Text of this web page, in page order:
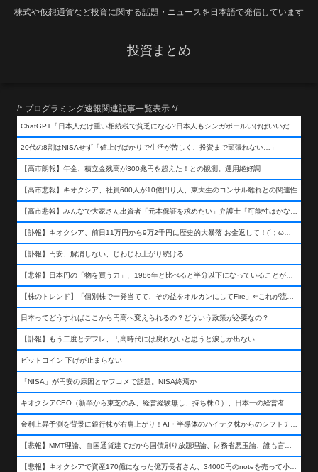
株式や仮想通貨など投資に関する話題・ニュースを日本語で発信しています
投資まとめ
/* プログラミング速報関連記事一覧表示 */
ChatGPT「日本人だけ重い相続税で貧乏になる?日本人もシンガポールいけばいいだけだから相続税で日本人は貧乏にならんだろ呆」
20代の8割はNISAせず「値上げばかりで生活が苦しく、投資まで頑張れない…」
【高市朗報】年金、積立金残高が300兆円を超えた！との観測。運用絶好調
【高市悲報】キオクシア、社員600人が10億円り人、東大生のコンサル離れとの関連性
【高市悲報】みんなで大家さん出資者「元本保証を求めたい」弁護士「可能性はかなり低い」出資者「不誠実！」
【訃報】キオクシア、前日11万円から9万2千円に歴史的大暴落 お金返して！(´；ω；｀)
【訃報】円安、解消しない、じわじわ上がり続ける
【悲報】日本円の「物を買う力」、1986年と比べると半分以下になっていることが判明&#8230;高市さんありがとう！
【株のトレンド】「個別株で一発当てて、その益をオルカンにしてFire」⇐これが流行ってるらしい
日本ってどうすればここから円高へ変えられるの？どういう政策が必要なの？
【訃報】もう二度とデフレ、円高時代には戻れないと思うと涙しか出ない
ビットコイン 下げが止まらない
「NISA」が円安の原因とヤフコメで話題。NISA終焉か
キオクシアCEO（新卒から東芝のみ、経営経験無し、持ち株０）、日本一の経営者になる…
金利上昇予測を背景に銀行株が右肩上がり！AI・半導体のハイテク株からのシフトチェンジも
【悲報】MMT理論、自国通貨建てだから国債刷り放題理論、財務省悪玉論、誰も言わなくなるwwwwwwwwwwwwwww
【悲報】キオクシアで資産170億になった億万長者さん、34000円のnoteを売って小銭を稼いでしまうwwwwwwwwwwwwwwwwwwww